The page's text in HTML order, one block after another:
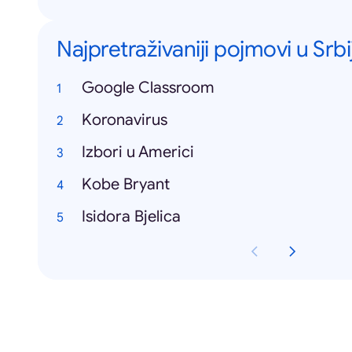
Najpretraživaniji pojmovi u
Google Classroom
Koronavirus
Izbori u Americi
Kobe Bryant
Isidora Bjelica